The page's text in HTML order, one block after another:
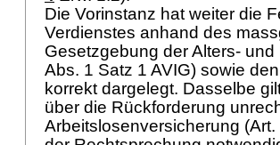
Die Vorinstanz hat weiter die
Verdienstes anhand des
Gesetzgebung der Alters-
Abs. 1 Satz 1 AVIG) sowie
korrekt dargelegt. Dasselbe
über die Rückforderung
Arbeitslosenversicherung (Art.